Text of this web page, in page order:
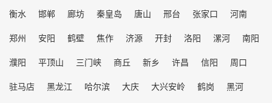
衡水
邯郸 廊坊 秦皇岛 唐山 邢台 张家口
河南
郑州
安阳 鹤壁 焦作 济源 开封 洛阳 漯河
南阳
濮阳
平顶山 三门峡 商丘 新乡 许昌 信阳
周口
驻马店
黑龙江 哈尔滨 大庆 大兴安岭 鹤岗
黑河